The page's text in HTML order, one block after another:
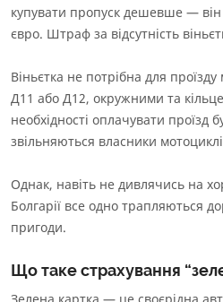
купувати пропуск дешевше — він
євро. Штраф за відсутність
Віньєтка не потрібна для
Д11 або Д12, окружними та
необхідності оплачувати проїзд
звільняються власники
Однак, навіть не дивлячись на
Болгарії все одно трапляються
пригоди.
Що таке страхування